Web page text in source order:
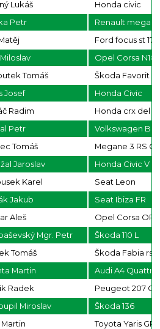
Lukáš
Honda civic
Petr
Renault
Ford focus st 170
Opel Corsa
Tomáš
Škoda Favorit
Josef
Honda Civic
Radim
Honda crx del
Petr
Volkswagen
Tomáš
Megane 3 RS
Jaroslav
Honda Civic V
Karel
Seat Leon
Jakub
Seat Ibiza FR
Aleš
Opel Corsa
Mgr. Petr
Škoda 110 L
Tomáš
Škoda Fabia rs
Martin
Audi A4 Quattro
Radek
Peugeot 207 GTI
Miroslav
Škoda 136
Toyota Yaris GR